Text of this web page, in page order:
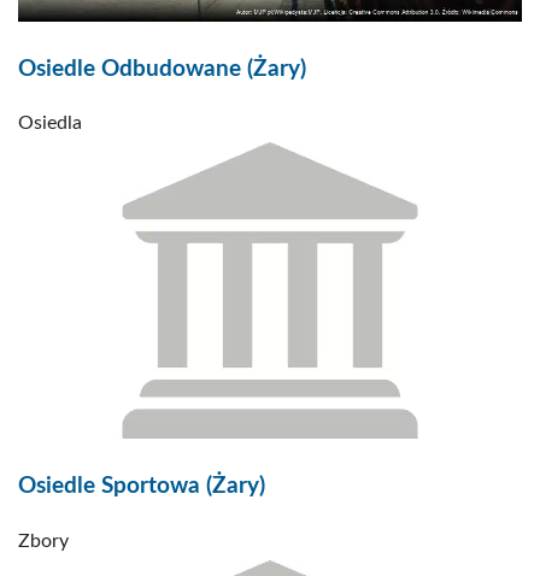
Osiedle Odbudowane (Żary)
Osiedla
Osiedle Sportowa (Żary)
Zbory